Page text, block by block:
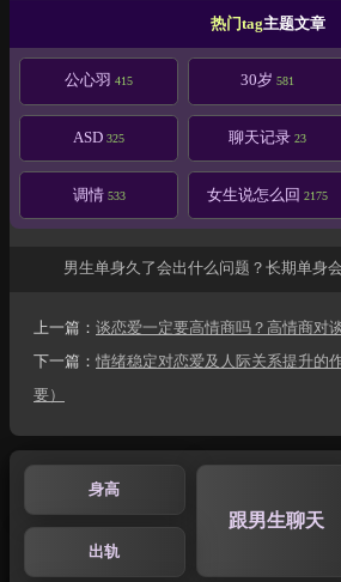
热门tag主题文章
公心羽415 30岁581
ASD325 聊天记录23
调情 533 女生说怎么回2175
男生单身久了会出什么问题？长期单身
上一篇： 谈恋爱一定要高情商吗？高情商对
下一篇： 情绪稳定对恋爱及人际关系提升的
要）
身高
跟男生聊天
出轨